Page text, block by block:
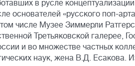
в русле
основателей «русского поп-
числе Музее Зиммерли
Третьяковской галерее,
и во множестве частных
наук, жена В.Д. Есакова.